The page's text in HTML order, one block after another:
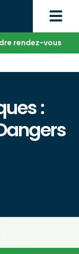
rendez-vous
: